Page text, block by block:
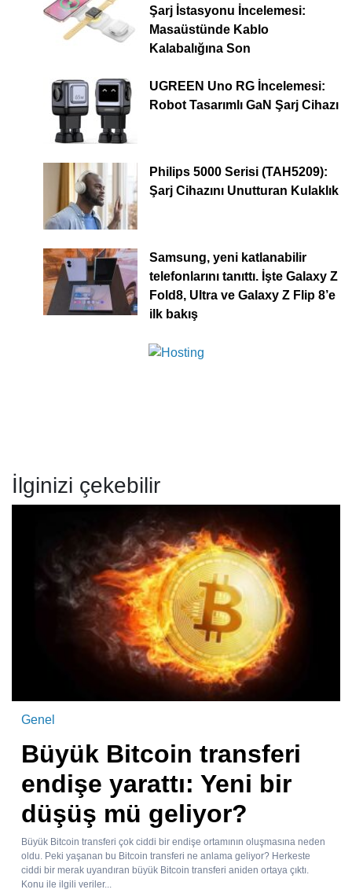
Şarj İstasyonu İncelemesi:
Masaüstünde Kablo
Kalabalığına Son
UGREEN Uno RG İncelemesi:
Robot Tasarımlı GaN Şarj Cihazı
Philips 5000 Serisi (TAH5209):
Şarj Cihazını Unutturan Kulaklık
Samsung, yeni katlanabilir
telefonlarını tanıttı. İşte Galaxy Z
Fold8, Ultra ve Galaxy Z Flip 8’e
ilk bakış
İlginizi çekebilir
Genel
Büyük Bitcoin transferi
endişe yarattı: Yeni bir
düşüş mü geliyor?
Büyük Bitcoin transferi çok ciddi bir endişe ortamının oluşmasına neden
oldu. Peki yaşanan bu Bitcoin transferi ne anlama geliyor? Herkeste
ciddi bir merak uyandıran büyük Bitcoin transferi aniden ortaya çıktı.
Konu ile ilgili veriler...